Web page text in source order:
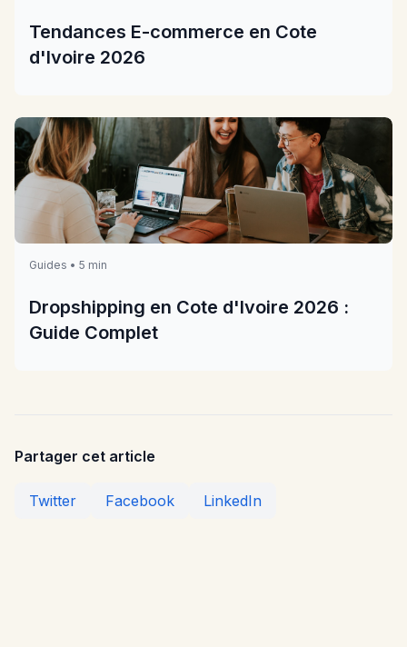
Tendances E-commerce en Cote
d'Ivoire 2026
Guides • 5 min
Dropshipping en Cote d'Ivoire 2026 :
Guide Complet
Partager cet article
Twitter Facebook LinkedIn